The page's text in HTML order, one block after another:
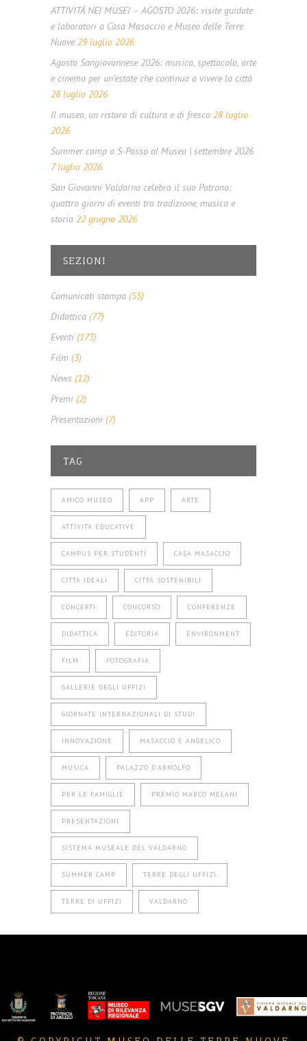
ATTIVITÁ NEI MUSEI – AGOSTO 2026: visite guidate
e laboratori a Casa Masaccio e Museo delle Terre
Nuove 29 luglio 2026
Agosto Sangiovannese 2026: musica, spettacolo, arte
e cinema per un’estate che continua a vivere la città
28 luglio 2026
Il museo, un ristoro di cultura e di fresco 28 luglio
2026
Summer camp a S-Passo al Museo | settembre 2026
7 luglio 2026
San Giovanni Valdarno celebra il suo Patrono:
quattro giorni di eventi tra tradizione, musica e
storia 22 giugno 2026
SEZIONI
Comunicati stampa (55)
Didattica (77)
Eventi (173)
Film (3)
News (12)
Premi (2)
Presentazioni (7)
TAG
AMICO MUSEO APP ARTE
ATTIVITÀ EDUCATIVE
CAMPUS PER STUDENTI CASA MASACCIO
CITTÀ IDEALI CITTÀ SOSTENIBILI
CONCERTI CONCORSO CONFERENZE
DIDATTICA EDITORIA ENVIRONMENT
FILM FOTOGRAFIA
GALLERIE DEGLI UFFIZI
GIORNATE INTERNAZIONALI DI STUDI
INNOVAZIONE MASACCIO E ANGELICO
MUSICA PALAZZO D'ARNOLFO
PER LE FAMIGLIE PREMIO MARCO MELANI
PRESENTAZIONI
SISTEMA MUSEALE DEL VALDARNO
SUMMER CAMP TERRE DEGLI UFFIZI
TERRE DI UFFIZI VALDARNO